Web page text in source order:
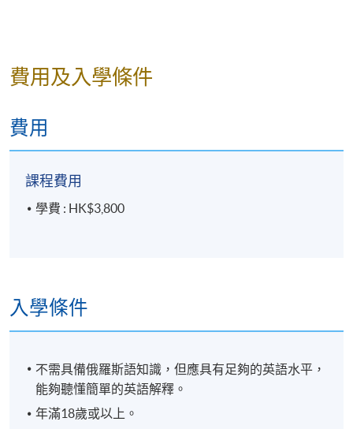
費用及入學條件
費用
課程費用
學費 : HK$3,800
入學條件
不需具備俄羅斯語知識，但應具有足夠的英語水平，
能夠聽懂簡單的英語解釋。
年滿18歲或以上。